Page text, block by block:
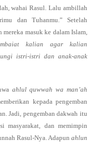
wahai Rasul. Lalu ambillah
dan Tuhanmu.” Setelah
masuk ke dalam Islam,
kalian agar kalian
istri-istri dan anak-anak
ahlul quwwah wa man’ah
kepada pengemban
Jadi, pengemban dakwah itu
masyarakat, dan memimpin
Rasul-Nya. Adapun ahlun